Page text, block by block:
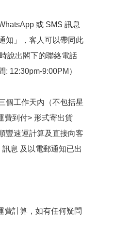
或 SMS 訊息
知」，客人可以帶同此
說出閣下的聯絡電話
12:30pm-9:00PM）
個工作天內（不包括星
費到付> 形式寄出貨
豐速運計算及直接向客
息 及以電郵通知已出
費計算，如有任何疑問